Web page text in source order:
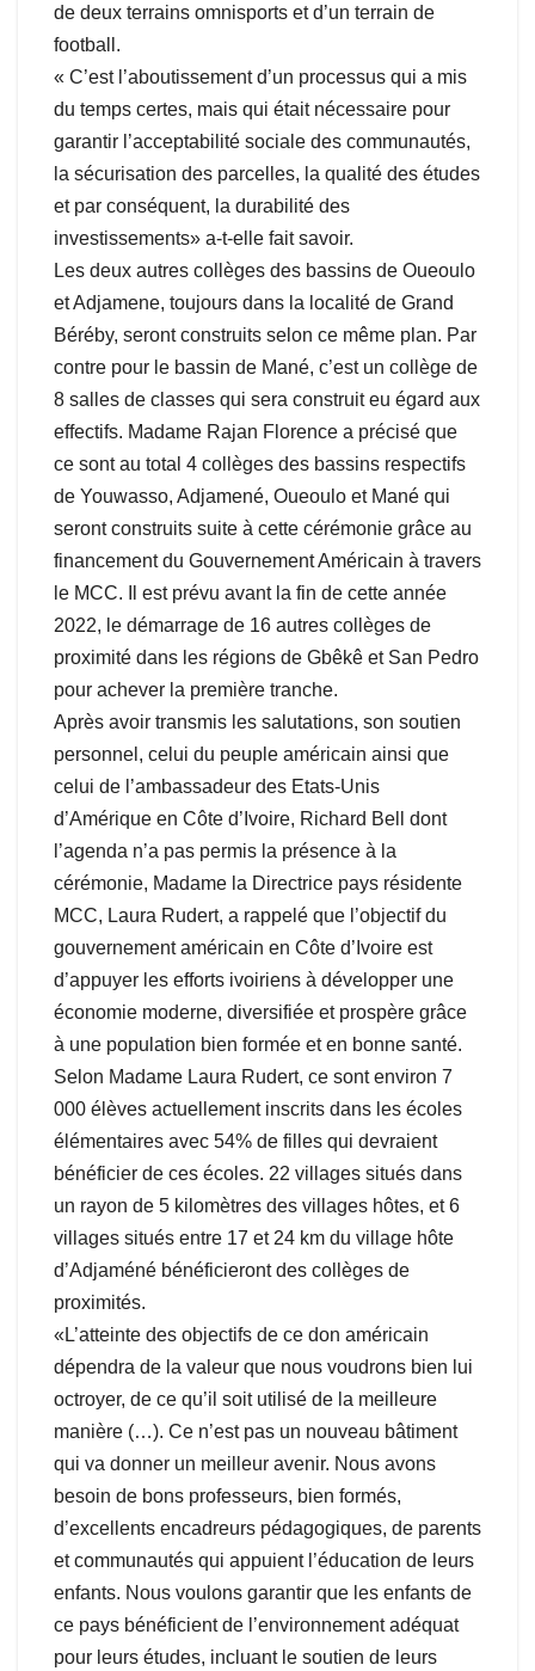
de deux terrains omnisports et d’un terrain de
football.
« C’est l’aboutissement d’un processus qui a mis
du temps certes, mais qui était nécessaire pour
garantir l’acceptabilité sociale des communautés,
la sécurisation des parcelles, la qualité des études
et par conséquent, la durabilité des
investissements» a-t-elle fait savoir.
Les deux autres collèges des bassins de Oueoulo
et Adjamene, toujours dans la localité de Grand
Béréby, seront construits selon ce même plan. Par
contre pour le bassin de Mané, c’est un collège de
8 salles de classes qui sera construit eu égard aux
effectifs. Madame Rajan Florence a précisé que
ce sont au total 4 collèges des bassins respectifs
de Youwasso, Adjamené, Oueoulo et Mané qui
seront construits suite à cette cérémonie grâce au
financement du Gouvernement Américain à travers
le MCC. Il est prévu avant la fin de cette année
2022, le démarrage de 16 autres collèges de
proximité dans les régions de Gbêkê et San Pedro
pour achever la première tranche.
Après avoir transmis les salutations, son soutien
personnel, celui du peuple américain ainsi que
celui de l’ambassadeur des Etats-Unis
d’Amérique en Côte d’Ivoire, Richard Bell dont
l’agenda n’a pas permis la présence à la
cérémonie, Madame la Directrice pays résidente
MCC, Laura Rudert, a rappelé que l’objectif du
gouvernement américain en Côte d’Ivoire est
d’appuyer les efforts ivoiriens à développer une
économie moderne, diversifiée et prospère grâce
à une population bien formée et en bonne santé.
Selon Madame Laura Rudert, ce sont environ 7
000 élèves actuellement inscrits dans les écoles
élémentaires avec 54% de filles qui devraient
bénéficier de ces écoles. 22 villages situés dans
un rayon de 5 kilomètres des villages hôtes, et 6
villages situés entre 17 et 24 km du village hôte
d’Adjaméné bénéficieront des collèges de
proximités.
«L’atteinte des objectifs de ce don américain
dépendra de la valeur que nous voudrons bien lui
octroyer, de ce qu’il soit utilisé de la meilleure
manière (…). Ce n’est pas un nouveau bâtiment
qui va donner un meilleur avenir. Nous avons
besoin de bons professeurs, bien formés,
d’excellents encadreurs pédagogiques, de parents
et communautés qui appuient l’éducation de leurs
enfants. Nous voulons garantir que les enfants de
ce pays bénéficient de l’environnement adéquat
pour leurs études, incluant le soutien de leurs